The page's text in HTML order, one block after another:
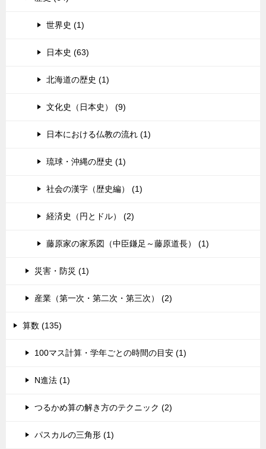
世界史 (1)
日本史 (63)
北海道の歴史 (1)
文化史（日本史） (9)
日本における仏教の流れ (1)
琉球・沖縄の歴史 (1)
社会の漢字（歴史編） (1)
経済史（円とドル） (2)
藤原家の家系図（中臣鎌足～藤原道長） (1)
災害・防災 (1)
産業（第一次・第二次・第三次） (2)
算数 (135)
100マス計算・学年ごとの時間の目安 (1)
N進法 (1)
つるかめ算の解き方のテクニック (2)
パスカルの三角形 (1)